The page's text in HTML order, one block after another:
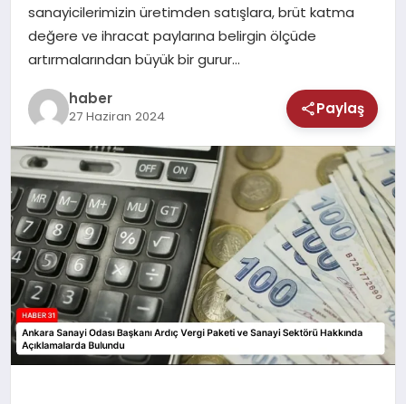
sanayicilerimizin üretimden satışlara, brüt katma
değere ve ihracat paylarına belirgin ölçüde
artırmalarından büyük bir gurur…
haber
27 Haziran 2024 Paylaş